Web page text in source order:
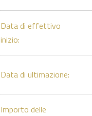
Data di effettivo
inizio:
Data di ultimazione:
Importo delle